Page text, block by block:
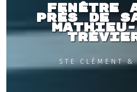
Fenêtre
près de
STE CLÉMENT